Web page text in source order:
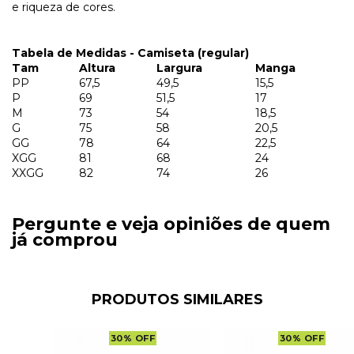
e riqueza de cores.
Tabela de Medidas - Camiseta (regular)
Tam
Altura Largura
Manga
PP
67,5 49,5
15,5
P
69 51,5
17
M
73 54
18,5
G
75 58
20,5
GG
78 64
22,5
XGG
81 68
24
XXGG
82 74 26
Pergunte e veja opiniões de quem
já comprou
PRODUTOS SIMILARES
30% OFF 30% OFF